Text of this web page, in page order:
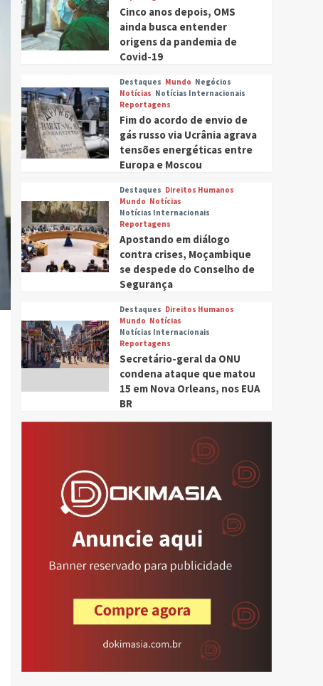
Tocador
áudio
Cinco anos depois, OMS
ainda busca entender
origens da pandemia de
Covid-19
Destaques Mundo Negócios
Notícias Notícias Internacionais
Reportagens
Fim do acordo de envio de
gás russo via Ucrânia agrava
tensões energéticas entre
Europa e Moscou
Destaques Direitos Humanos
Mundo Notícias
Notícias Internacionais
Reportagens
Apostando em diálogo
contra crises, Moçambique
se despede do Conselho de
Segurança
Destaques Direitos Humanos
Mundo Notícias
Notícias Internacionais
Reportagens
Secretário-geral da ONU
condena ataque que matou
15 em Nova Orleans, nos EUA
BR